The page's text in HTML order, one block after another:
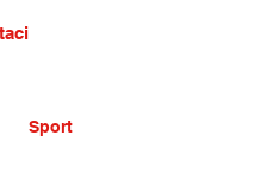
Sport